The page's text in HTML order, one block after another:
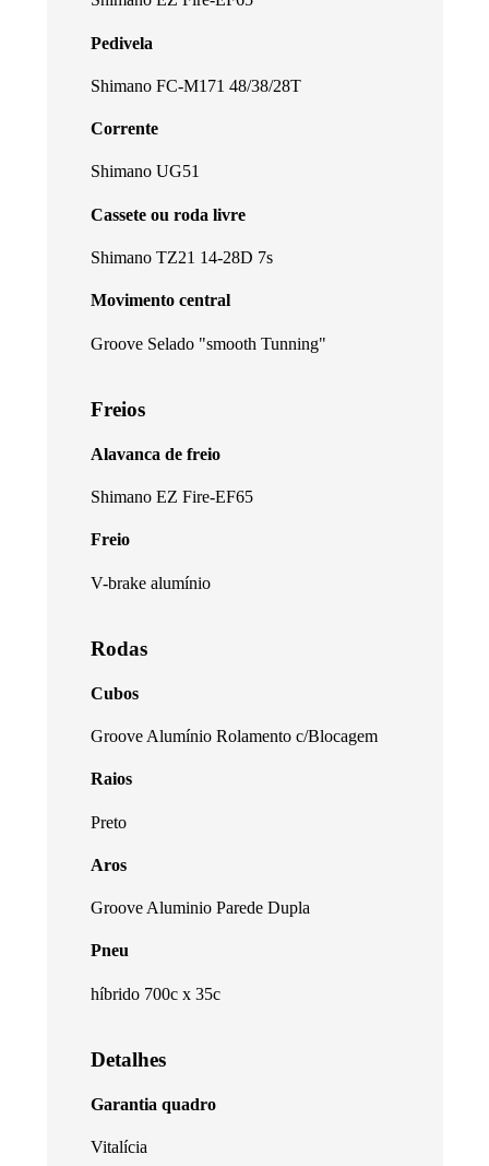
Pedivela
Shimano FC-M171 48/38/28T
Corrente
Shimano UG51
Cassete ou roda livre
Shimano TZ21 14-28D 7s
Movimento central
Groove Selado "smooth Tunning"
Freios
Alavanca de freio
Shimano EZ Fire-EF65
Freio
V-brake alumínio
Rodas
Cubos
Groove Alumínio Rolamento c/Blocagem
Raios
Preto
Aros
Groove Aluminio Parede Dupla
Pneu
híbrido 700c x 35c
Detalhes
Garantia quadro
Vitalícia